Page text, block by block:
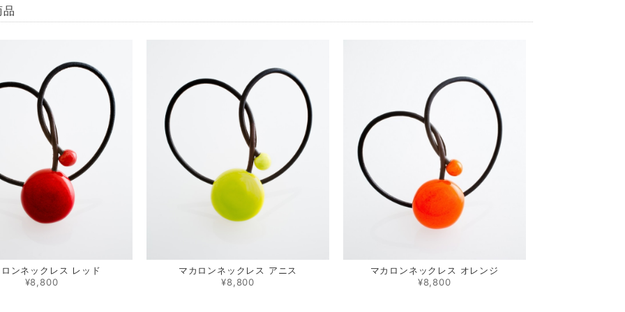
ンネックレス レッド
¥8,800
マカロンネックレス アニス
¥8,800
マカロンネックレス オレンジ
¥8,800